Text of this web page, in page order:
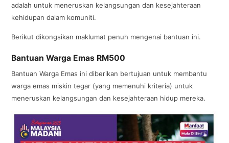
adalah untuk meneruskan kelangsungan dan kesejahteraan
kehidupan dalam komuniti.
Berikut dikongsikan maklumat penuh mengenai bantuan ini.
Bantuan Warga Emas RM500
Bantuan Warga Emas ini diberikan bertujuan untuk membantu
warga emas miskin tegar (yang memenuhi kriteria) untuk
meneruskan kelangsungan dan kesejahteraan hidup mereka.